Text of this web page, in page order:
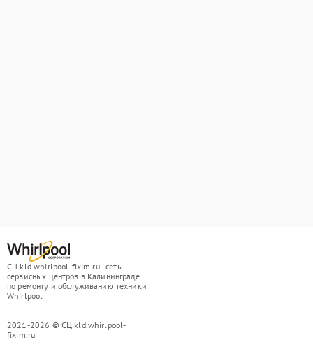
СЦ kld.whirlpool-fixim.ru - сеть
сервисных центров в Калининграде
по ремонту и обслуживанию техники
Whirlpool
2021-2026 © СЦ kld.whirlpool-
fixim.ru